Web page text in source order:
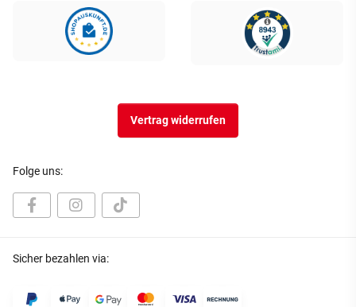
Vertrag widerrufen
Folge uns:
Sicher bezahlen via: